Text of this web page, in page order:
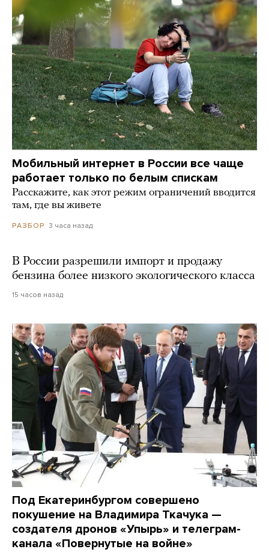
Мобильный интернет в России все чаще
работает только по белым спискам
Расскажите, как этот режим ограничений вводится
там, где вы живете
РАЗБОР 3 часа назад
В России разрешили импорт и продажу
бензина более низкого экологического класса
15 часов назад
Под Екатеринбургом совершено
покушение на Владимира Ткачука —
создателя дронов «Упырь» и телеграм-
канала «Повернутые на войне»